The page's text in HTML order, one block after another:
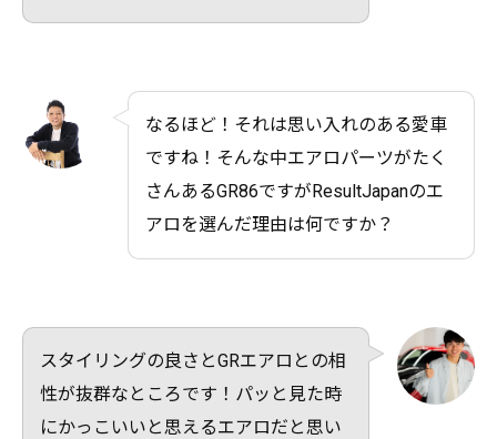
なるほど！それは思い入れのある愛車
ですね！そんな中エアロパーツがたく
さんあるGR86ですがResultJapanのエ
アロを選んだ理由は何ですか？
スタイリングの良さとGRエアロとの相
性が抜群なところです！パッと見た時
にかっこいいと思えるエアロだと思い